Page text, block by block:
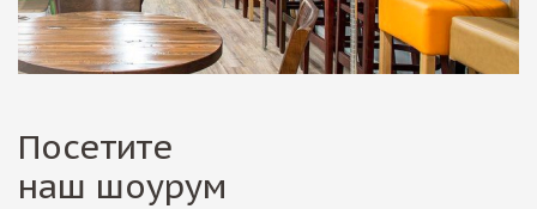
Посетите
наш шоурум